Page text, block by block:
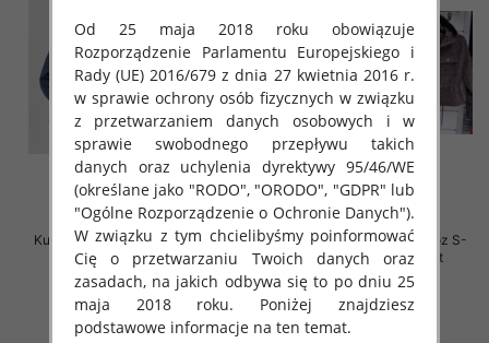
Kurtki damskie jeansy Roz S-L, 1
Kolor Paczka 12 szt
60.00 zł
szczegóły
Kurtki damskie skórzana Roz S-
XL, 1 Kolor Paczka 5 szt
95.00 zł
szczegóły
Od 25 maja 2018 roku obowiązuje
Rozporządzenie Parlamentu Europejskiego i
Rady (UE) 2016/679 z dnia 27 kwietnia 2016 r.
w sprawie ochrony osób fizycznych w związku
z przetwarzaniem danych osobowych i w
sprawie swobodnego przepływu takich
danych oraz uchylenia dyrektywy 95/46/WE
(określane jako "RODO", "ORODO", "GDPR" lub
"Ogólne Rozporządzenie o Ochronie Danych").
W związku z tym chcielibyśmy poinformować
Cię o przetwarzaniu Twoich danych oraz
zasadach, na jakich odbywa się to po dniu 25
maja 2018 roku. Poniżej znajdziesz
podstawowe informacje na ten temat.